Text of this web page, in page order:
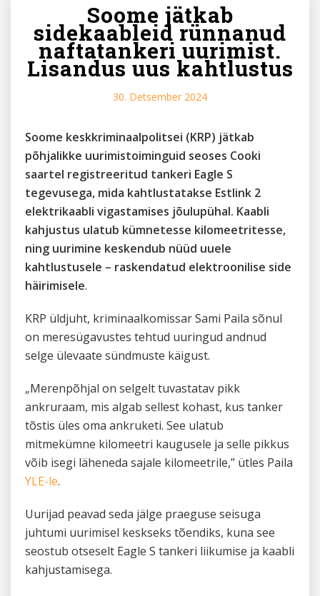
Soome jätkab
sidekaableid rünnanud
naftatankeri uurimist.
Lisandus uus kahtlustus
30. Detsember 2024
Soome keskkriminaalpolitsei (KRP) jätkab
põhjalikke uurimistoiminguid seoses Cooki
saartel registreeritud tankeri Eagle S
tegevusega, mida kahtlustatakse Estlink 2
elektrikaabli vigastamises jõulupühal. Kaabli
kahjustus ulatub kümnetesse kilomeetritesse,
ning uurimine keskendub nüüd uuele
kahtlustusele – raskendatud elektroonilise side
häirimisele.
KRP üldjuht, kriminaalkomissar Sami Paila sõnul
on meresügavustes tehtud uuringud andnud
selge ülevaate sündmuste käigust.
„Merenpõhjal on selgelt tuvastatav pikk
ankruraam, mis algab sellest kohast, kus tanker
tõstis üles oma ankruketi. See ulatub
mitmekümne kilomeetri kaugusele ja selle pikkus
võib isegi läheneda sajale kilomeetrile,” ütles Paila
YLE-le.
Uurijad peavad seda jälge praeguse seisuga
juhtumi uurimisel keskseks tõendiks, kuna see
seostub otseselt Eagle S tankeri liikumise ja kaabli
kahjustamisega.